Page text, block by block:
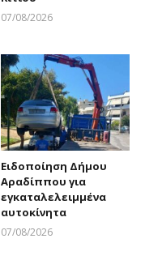
07/08/2026
Ειδοποίηση Δήμου
Αραδίππου για
εγκαταλελειμμένα
αυτοκίνητα
07/08/2026